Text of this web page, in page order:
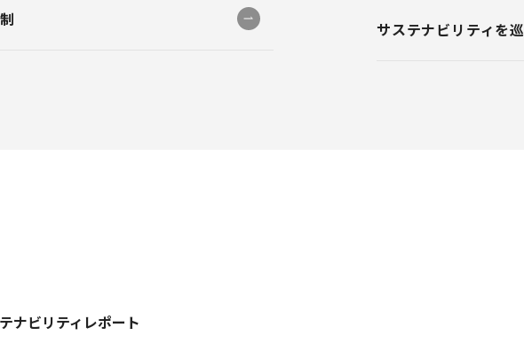
行動指針
方針
サステナビリティを
ナビリティレポート